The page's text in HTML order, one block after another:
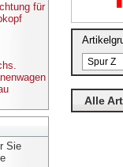
für
Sie
Alle